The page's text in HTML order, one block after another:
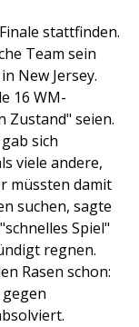
stattfinden.
Team sein
New Jersey.
16 WM-
Zustand" seien.
sich
viele andere,
müssten damit
suchen, sagte
Spiel"
regnen.
Rasen schon: